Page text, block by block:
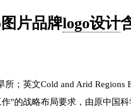
片品牌logo设计
英文Cold and Arid Regions
"的战略布局要求，由原中